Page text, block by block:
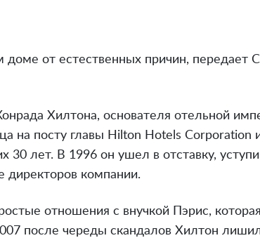
доме от естественных причин, передает
Хилтона, основателя отельной
на посту главы Hilton Hotels Corporation
30 лет. В 1996 он ушел в отставку,
директоров компании.
отношения с внучкой Пэрис,
после череды скандалов Хилтон